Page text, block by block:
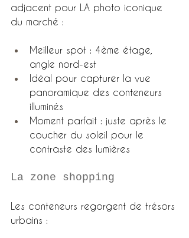
adjacent pour LA photo iconique
du marché :
Meilleur spot : 4ème étage,
angle nord-est
Idéal pour capturer la vue
panoramique des conteneurs
illuminés
Moment parfait : juste après le
coucher du soleil pour le
contraste des lumières
La zone shopping
Les conteneurs regorgent de trésors
urbains :